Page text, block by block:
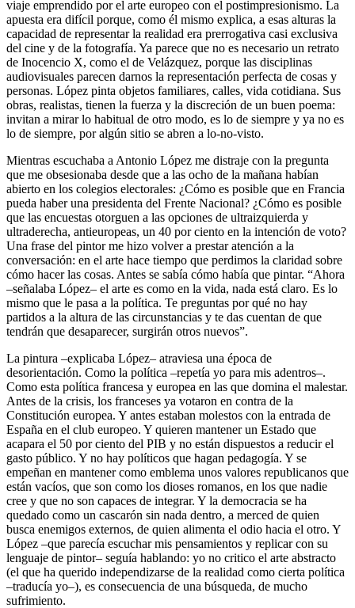
viaje emprendido por el arte europeo con el postimpresionismo. La
apuesta era difícil porque, como él mismo explica, a esas alturas la
capacidad de representar la realidad era prerrogativa casi exclusiva
del cine y de la fotografía. Ya parece que no es necesario un retrato
de Inocencio X, como el de Velázquez, porque las disciplinas
audiovisuales parecen darnos la representación perfecta de cosas y
personas. López pinta objetos familiares, calles, vida cotidiana. Sus
obras, realistas, tienen la fuerza y la discreción de un buen poema:
invitan a mirar lo habitual de otro modo, es lo de siempre y ya no es
lo de siempre, por algún sitio se abren a lo-no-visto.
Mientras escuchaba a Antonio López me distraje con la pregunta
que me obsesionaba desde que a las ocho de la mañana habían
abierto en los colegios electorales: ¿Cómo es posible que en Francia
pueda haber una presidenta del Frente Nacional? ¿Cómo es posible
que las encuestas otorguen a las opciones de ultraizquierda y
ultraderecha, antieuropeas, un 40 por ciento en la intención de voto?
Una frase del pintor me hizo volver a prestar atención a la
conversación: en el arte hace tiempo que perdimos la claridad sobre
cómo hacer las cosas. Antes se sabía cómo había que pintar. “Ahora
–señalaba López– el arte es como en la vida, nada está claro. Es lo
mismo que le pasa a la política. Te preguntas por qué no hay
partidos a la altura de las circunstancias y te das cuentan de que
tendrán que desaparecer, surgirán otros nuevos”.
La pintura –explicaba López– atraviesa una época de
desorientación. Como la política –repetía yo para mis adentros–.
Como esta política francesa y europea en las que domina el malestar.
Antes de la crisis, los franceses ya votaron en contra de la
Constitución europea. Y antes estaban molestos con la entrada de
España en el club europeo. Y quieren mantener un Estado que
acapara el 50 por ciento del PIB y no están dispuestos a reducir el
gasto público. Y no hay políticos que hagan pedagogía. Y se
empeñan en mantener como emblema unos valores republicanos que
están vacíos, que son como los dioses romanos, en los que nadie
cree y que no son capaces de integrar. Y la democracia se ha
quedado como un cascarón sin nada dentro, a merced de quien
busca enemigos externos, de quien alimenta el odio hacia el otro. Y
López –que parecía escuchar mis pensamientos y replicar con su
lenguaje de pintor– seguía hablando: yo no critico el arte abstracto
(el que ha querido independizarse de la realidad como cierta política
–traducía yo–), es consecuencia de una búsqueda, de mucho
sufrimiento.